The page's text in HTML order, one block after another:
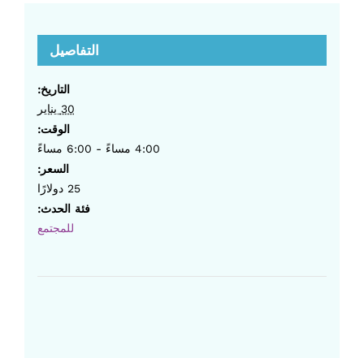
التفاصيل
التاريخ:
30 يناير
الوقت:
4:00 مساءً - 6:00 مساءً
السعر:
25 دولارًا
فئة الحدث:
للمجتمع